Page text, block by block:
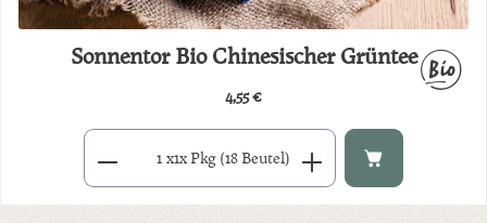
Sonnentor Bio Chinesischer Grüntee
Regulärer Preis:
4,55 €
Produkt Anzahl: Gib den gewünschten Wert ein oder benutze
x1x Pkg (18 Beutel)